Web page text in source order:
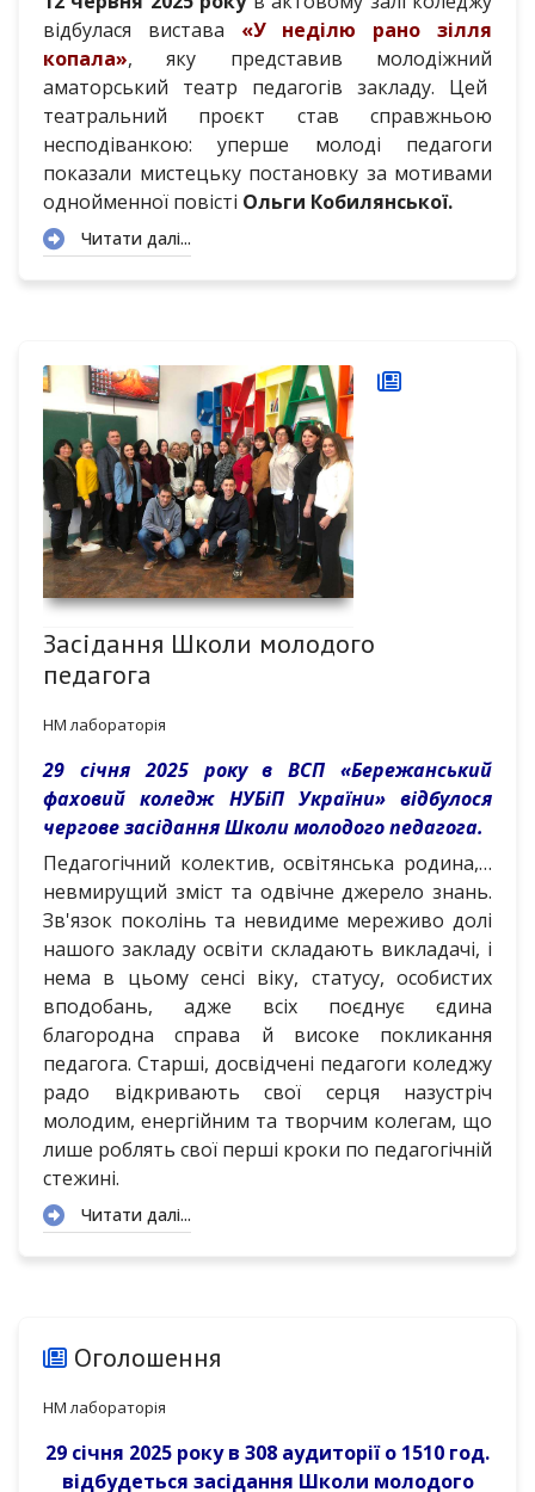
відбулася вистава «У неділю рано зілля
копала», яку представив молодіжний
аматорський театр педагогів закладу. Цей
театральний проєкт став справжньою
несподіванкою: уперше молоді педагоги
показали мистецьку постановку за мотивами
однойменної повісті Ольги Кобилянської.
Читати далі...
Засідання Школи молодого
педагога
НМ лабораторія
29 січня 2025 року в ВСП «Бережанський
фаховий коледж НУБіП України» відбулося
чергове засідання Школи молодого педагога.
Педагогічний колектив, освітянська родина,…
невмирущий зміст та одвiчне джерело знань.
Зв'язок поколінь та невидиме мереживо долі
нашого закладу освіти складають викладачі, і
нема в цьому сенсі вiку, статусу, особистих
вподобань, адже всіх поєднує єдина
благородна справа й високе покликання
педагога. Старші, досвідчені педагоги коледжу
радо відкривають свої серця назустрiч
молодим, енергійним та творчим колегам, що
лише роблять свої перші кроки по педагогічній
стежині.
Читати далі...
Оголошення
НМ лабораторія
29 січня 2025 року в 308 аудиторії о 1510 год.
відбудеться засідання Школи молодого